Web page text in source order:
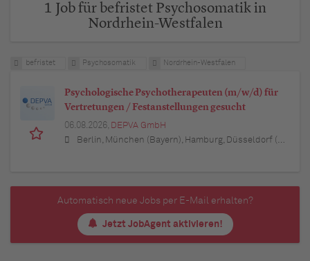
1 Job für befristet Psychosomatik in
Nordrhein-Westfalen
befristet Psychosomatik Nordrhein-Westfalen
Psychologische Psychotherapeuten (m/w/d) für
Vertretungen / Festanstellungen gesucht
06.08.2026, DEPVA GmbH
Berlin, München (Bayern), Hamburg, Düsseldorf (Nordrhein-Westfalen), Köln (Nordrhein-Westfalen), Essen (Nordrhein-Westfalen), Dortmund (Nordrhein-Westfalen), Stuttgart (Baden-Württemberg), Heilbronn (Baden-Württemberg), Hannover (Niedersachsen), Rostock (Mecklenburg-Vorpommern), Kiel (Schleswig-Holstein), Augsburg (Bayern), Nürnberg (Bayern), Frankfurt am Main (Hessen), Bremen, Schwerin (Mecklenburg-Vorpommern), Mainz (Rheinland-Pfalz), Saarbrücken (Saarland), Dresden (Sachsen), Magdeburg (Sachsen-Anhalt), Potsdam (Brandenburg), Erfurt (Thüringen), Würzburg (Bayern), Heilbronn (Baden-Württemberg), Leipzig (Sachsen)
Automatisch neue Jobs per E-Mail erhalten?
Jetzt JobAgent aktivieren!